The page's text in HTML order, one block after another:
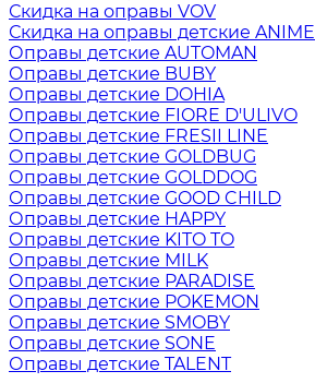
Скидка на оправы VOV
Скидка на оправы детские ANIME
Оправы детские AUTOMAN
Оправы детские BUBY
Оправы детские DOHIA
Оправы детские FIORE D'ULIVO
Оправы детские FRESII LINE
Оправы детские GOLDBUG
Оправы детские GOLDDOG
Оправы детские GOOD CHILD
Оправы детские HAPPY
Оправы детские KITO TO
Оправы детские MILK
Оправы детские PARADISE
Оправы детские POKEMON
Оправы детские SMOBY
Оправы детские SONE
Оправы детские TALENT